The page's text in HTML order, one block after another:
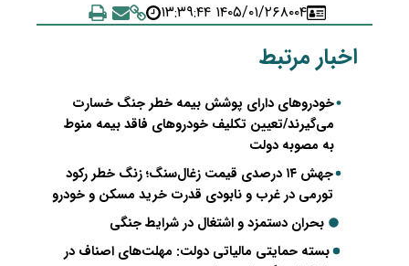
۸۰۰۴۱۴۰۵/۰۱/۲۶ ۱۳:۳۹:۴۴
اخبار مرتبط
خودروهای دارای پوشش بیمه خطر جنگ خسارت
می‌گیرند/تعیین تکلیف خودروهای فاقد بیمه منوط
به مصوبه دولت
جهش ۱۴ درصدی قیمت زغال‌سنگ؛ زنگ خطر رکود
تورمی در غرب و نابودی قدرت خرید مسکن و خودرو
بحران دستمزد و اشتغال در شرایط جنگی
بسته حمایتی مالیاتی دولت: مهلت‌های اصناف در